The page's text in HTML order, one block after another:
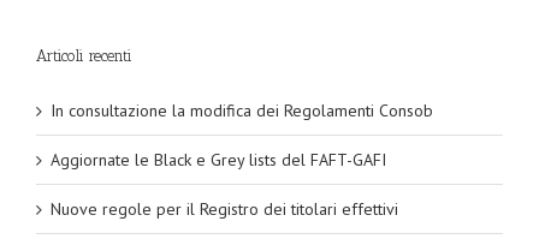
Articoli recenti
In consultazione la modifica dei Regolamenti Consob
Aggiornate le Black e Grey lists del FAFT-GAFI
Nuove regole per il Registro dei titolari effettivi